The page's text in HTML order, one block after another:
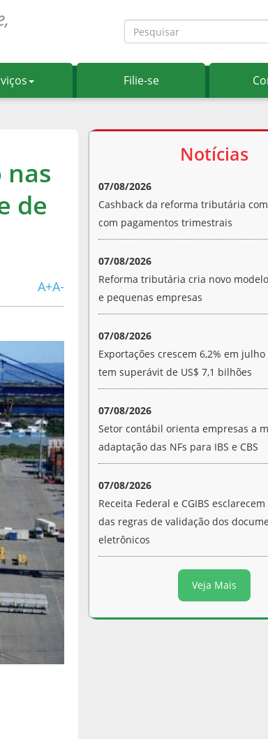
Filie-se
de
A+A-
Notícias
07/08/2026
Cashback da reforma tributária
com pagamentos trimestrais
07/08/2026
Reforma tributária cria novo
e pequenas empresas
07/08/2026
Exportações crescem 6,2% em
tem superávit de US$ 7,1 bilhões
07/08/2026
Setor contábil orienta empresas a
adaptação das NFs para IBS e CBS
07/08/2026
Receita Federal e CGIBS
das regras de validação dos
eletrônicos
Veja Mais